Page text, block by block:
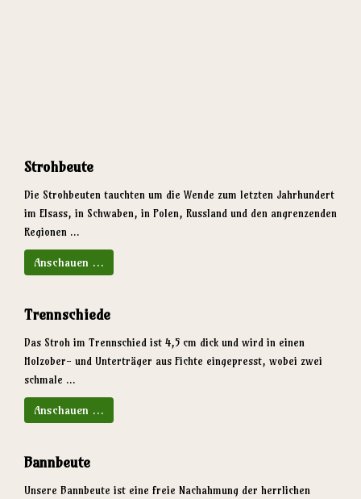
Strohbeute
Die Strohbeuten tauchten um die Wende zum letzten Jahrhundert
im Elsass, in Schwaben, in Polen, Russland und den angrenzenden
Regionen ...
Anschauen …
Trennschiede
Das Stroh im Trennschied ist 4,5 cm dick und wird in einen
Holzober- und Unterträger aus Fichte eingepresst, wobei zwei
schmale ...
Anschauen …
Bannbeute
Unsere Bannbeute ist eine freie Nachahmung der herrlichen